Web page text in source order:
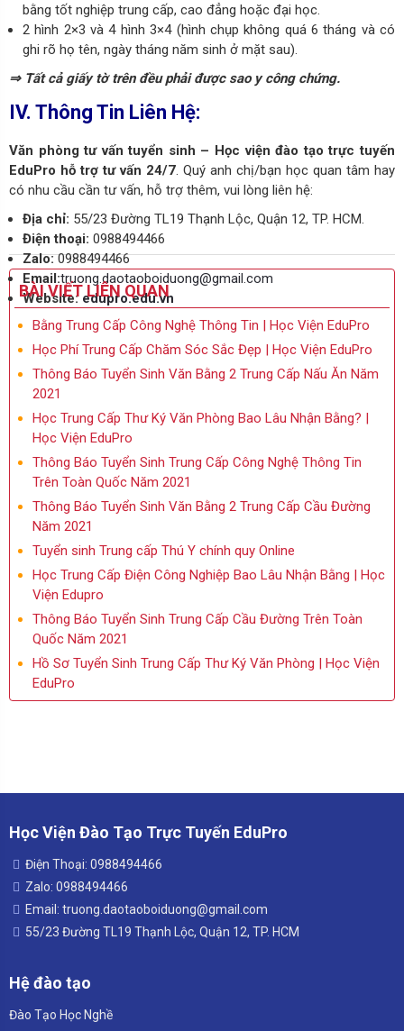
bằng tốt nghiệp trung cấp, cao đẳng hoặc đại học.
2 hình 2×3 và 4 hình 3×4 (hình chụp không quá 6 tháng và có
ghi rõ họ tên, ngày tháng năm sinh ở mặt sau).
⇒ Tất cả giấy tờ trên đều phải được sao y công chứng.
IV. Thông Tin Liên Hệ:
Văn phòng tư vấn tuyển sinh – Học viện đào tạo trực tuyến
EduPro hỗ trợ tư vấn 24/7 . Quý anh chị/bạn học quan tâm hay
có nhu cầu cần tư vấn, hỗ trợ thêm, vui lòng liên hệ:
Địa chỉ: 55/23 Đường TL19 Thạnh Lộc, Quận 12, TP. HCM.
Điện thoại: 0988494466
Zalo:0988494466
Email:truong.daotaoboiduong@gmail.com
Website: edupro.edu.vn
BÀI VIẾT LIÊN QUAN
Bằng Trung Cấp Công Nghệ Thông Tin | Học Viện EduPro
Học Phí Trung Cấp Chăm Sóc Sắc Đẹp | Học Viện EduPro
Thông Báo Tuyển Sinh Văn Bằng 2 Trung Cấp Nấu Ăn Năm
2021
Học Trung Cấp Thư Ký Văn Phòng Bao Lâu Nhận Bằng? |
Học Viện EduPro
Thông Báo Tuyển Sinh Trung Cấp Công Nghệ Thông Tin
Trên Toàn Quốc Năm 2021
Thông Báo Tuyển Sinh Văn Bằng 2 Trung Cấp Cầu Đường
Năm 2021
Tuyển sinh Trung cấp Thú Y chính quy Online
Học Trung Cấp Điện Công Nghiệp Bao Lâu Nhận Bằng | Học
Viện Edupro
Thông Báo Tuyển Sinh Trung Cấp Cầu Đường Trên Toàn
Quốc Năm 2021
Hồ Sơ Tuyển Sinh Trung Cấp Thư Ký Văn Phòng | Học Viện
EduPro
Học Viện Đào Tạo Trực Tuyến EduPro
Điện Thoại: 0988494466
Zalo: 0988494466
Email: truong.daotaoboiduong@gmail.com
55/23 Đường TL19 Thạnh Lộc, Quận 12, TP. HCM
Hệ đào tạo
Đào Tạo Học Nghề